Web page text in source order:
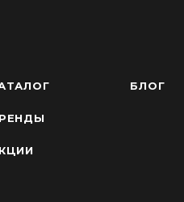
БЛОГ